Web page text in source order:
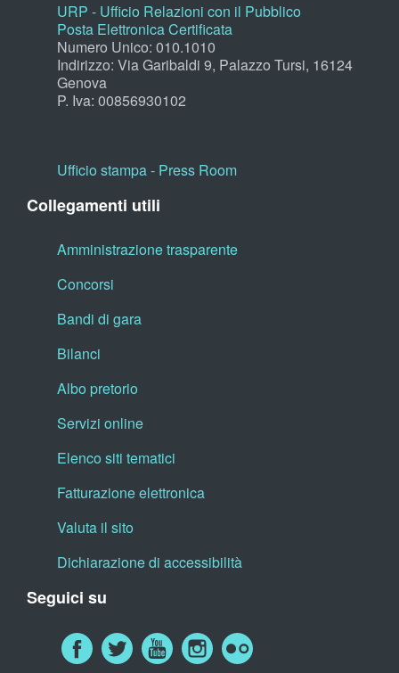
URP - Ufficio Relazioni con il Pubblico
Posta Elettronica Certificata
Numero Unico: 010.1010
Indirizzo: Via Garibaldi 9, Palazzo Tursi, 16124
Genova
P. Iva: 00856930102
Ufficio stampa - Press Room
Collegamenti utili
Amministrazione trasparente
Concorsi
Bandi di gara
Bilanci
Albo pretorio
Servizi online
Elenco siti tematici
Fatturazione elettronica
Valuta il sito
Dichiarazione di accessibilità
Seguici su